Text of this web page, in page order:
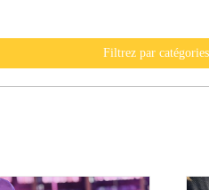
Filtrez par catégories